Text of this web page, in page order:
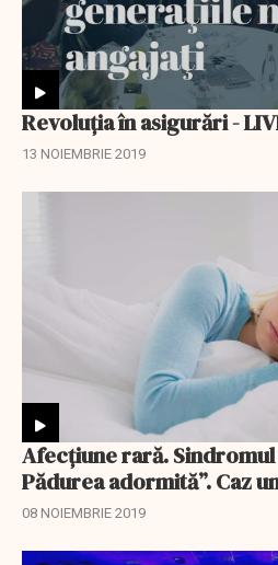
Revoluţia în asigurări -
13 NOIEMBRIE 2019
Afecțiune rară. Sindromul
Pădurea adormită”. Caz
08 NOIEMBRIE 2019